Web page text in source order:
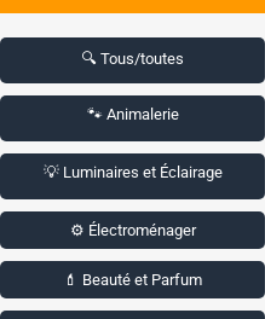
🔍 Tous/toutes
🐾 Animalerie
💡 Luminaires et Éclairage
⚙️ Électroménager
💄 Beauté et Parfum